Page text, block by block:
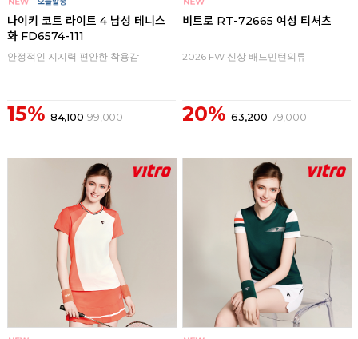
나이키 코트 라이트 4 남성 테니스
화 FD6574-111
안정적인 지지력 편안한 착용감
15% 84,100 99,000
비트로 RT-72665 여성 티셔츠
2026 FW 신상 배드민턴의류
20% 63,200 79,000